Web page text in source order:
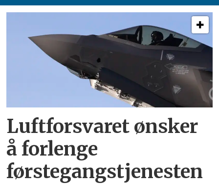
Luftforsvaret ønsker
å forlenge
førstegangstjenesten